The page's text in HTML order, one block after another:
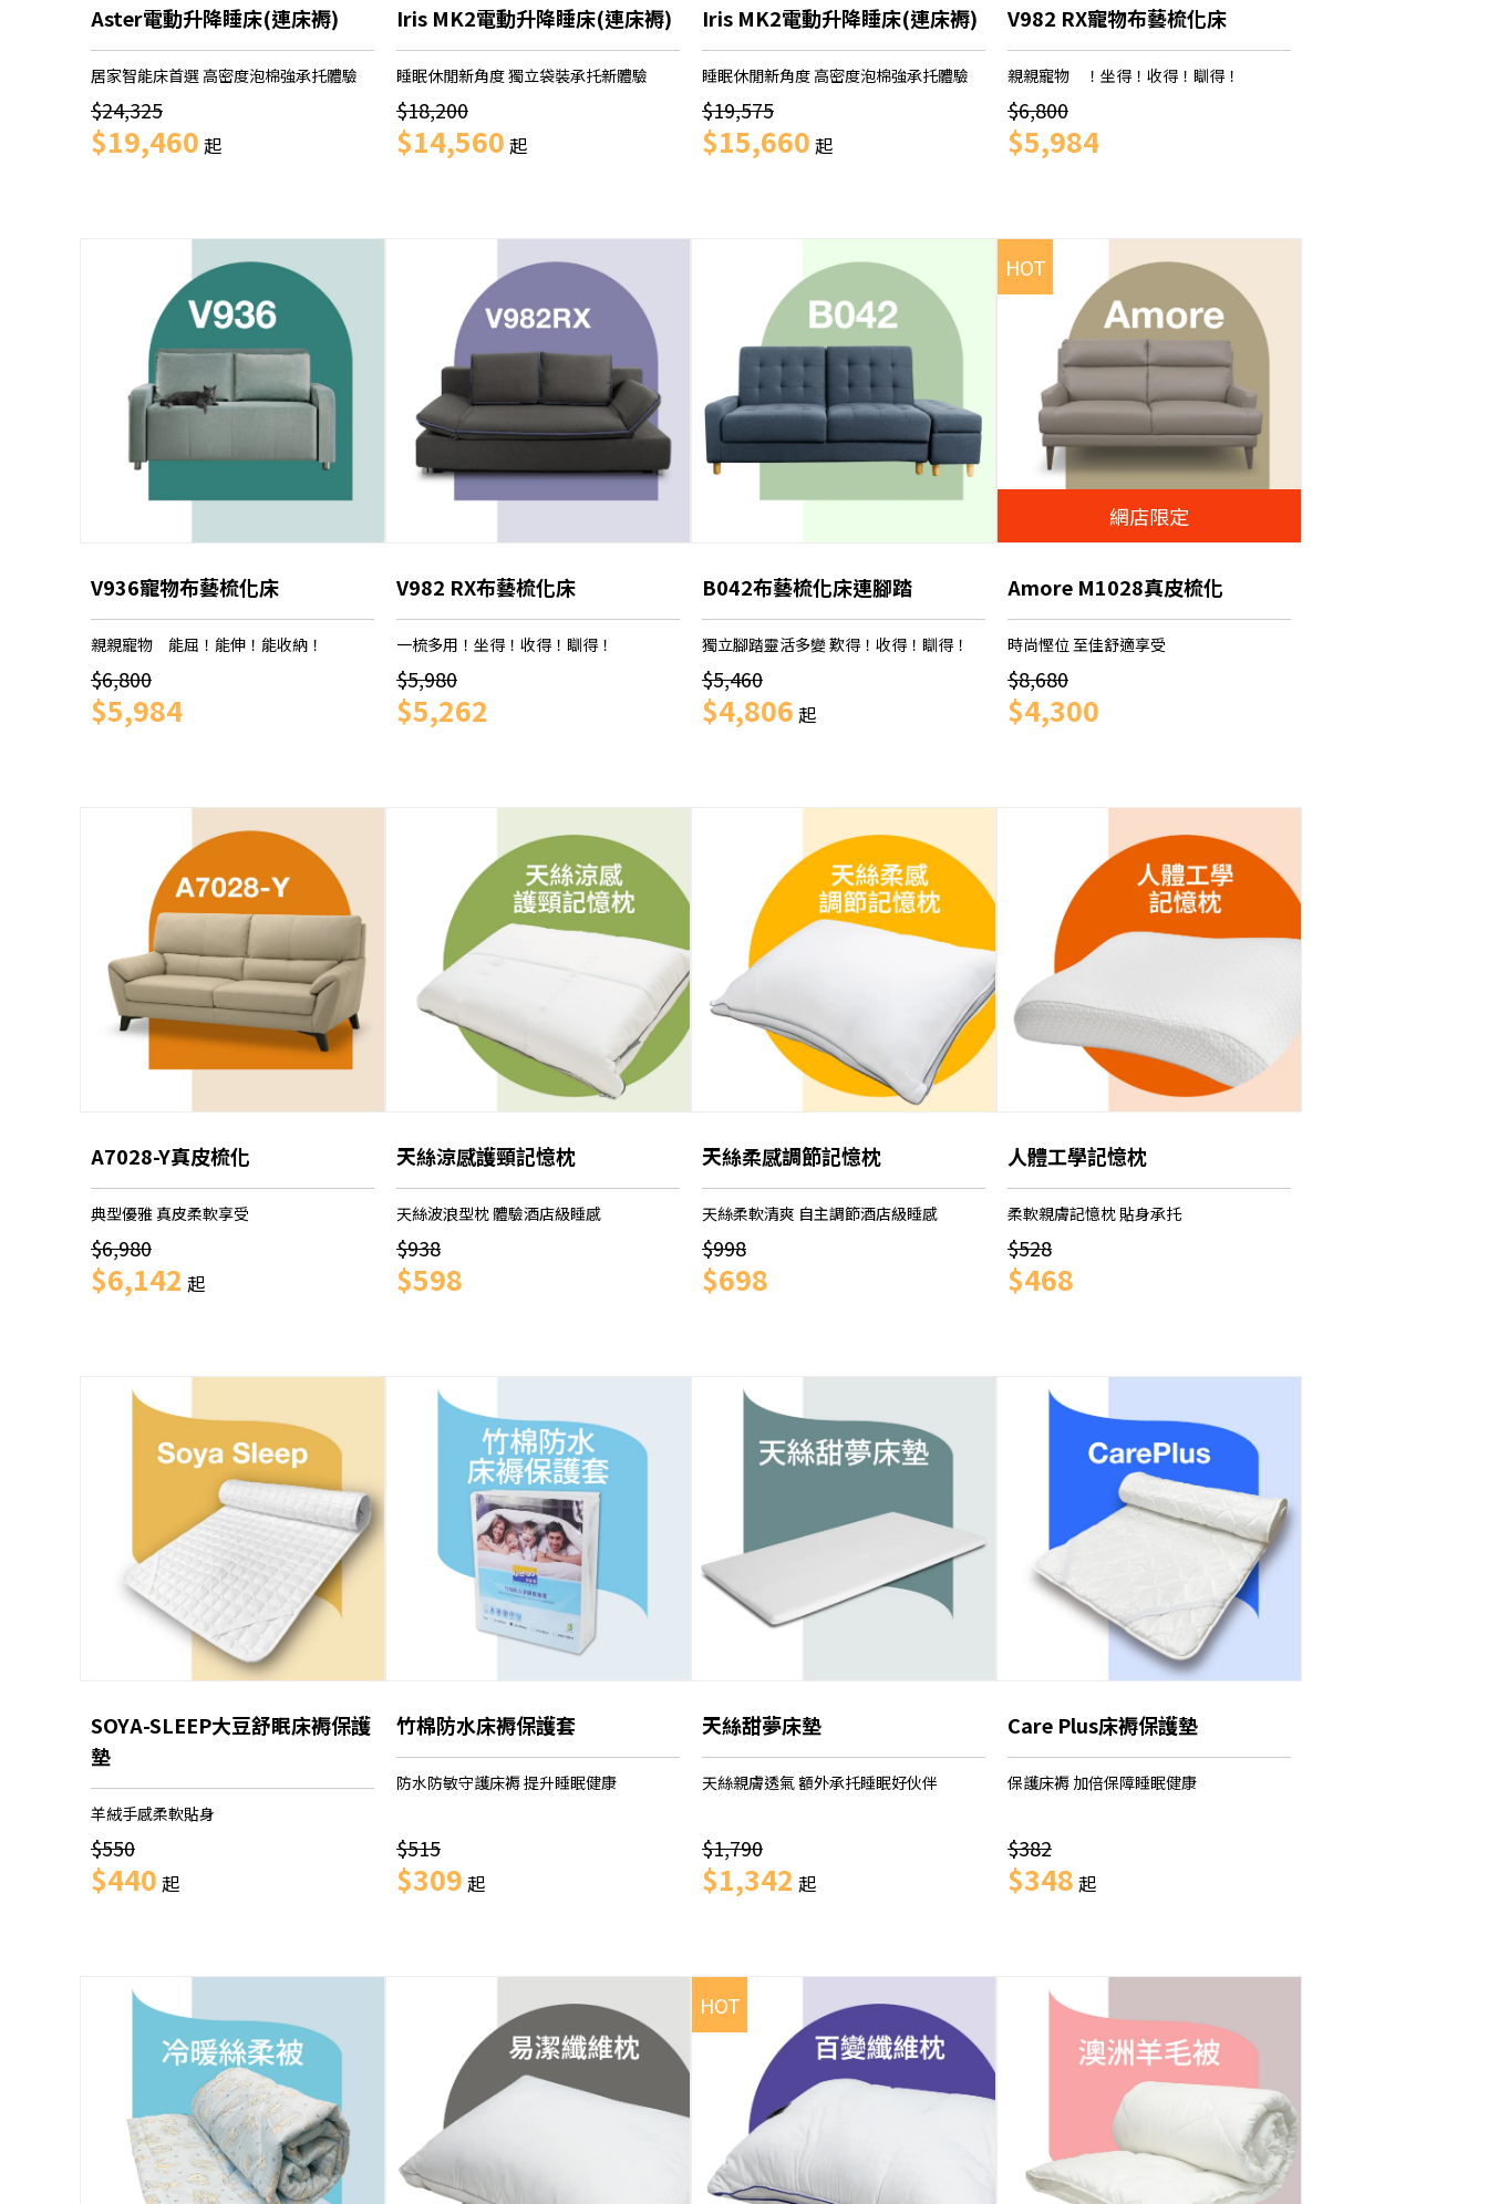
Aster電動升降睡床(連床褥)
居家智能床首選 高密度泡棉強承托體驗
$24,325
$19,460 起
Iris MK2電動升降睡床(連床褥)
睡眠休閒新角度 獨立袋裝承托新體驗
$18,200
$14,560 起
Iris MK2電動升降睡床(連床褥)
睡眠休閒新角度 高密度泡棉強承托體驗
$19,575
$15,660 起
V982 RX寵物布藝梳化床
親親寵物 ！坐得！收得！瞓得！
$6,800
$5,984
V936寵物布藝梳化床
親親寵物 能屈！能伸！能收納！
$6,800
$5,984
V982 RX布藝梳化床
一梳多用！坐得！收得！瞓得！
$5,980
$5,262
B042布藝梳化床連腳踏
獨立腳踏靈活多變 歎得！收得！瞓得！
$5,460
$4,806 起
HOT
網店限定
Amore M1028真皮梳化
時尚慳位 至佳舒適享受
$8,680
$4,300
A7028-Y真皮梳化
典型優雅 真皮柔軟享受
$6,980
$6,142 起
天絲涼感護頸記憶枕
天絲波浪型枕 體驗酒店級睡感
$938
$598
天絲柔感調節記憶枕
天絲柔軟清爽 自主調節酒店級睡感
$998
$698
人體工學記憶枕
柔軟親膚記憶枕 貼身承托
$528
$468
SOYA-SLEEP大豆舒眠床褥保護
墊
羊絨手感柔軟貼身
$550
$440 起
竹棉防水床褥保護套
防水防敏守護床褥 提升睡眠健康
$515
$309 起
天絲甜夢床墊
天絲親膚透氣 額外承托睡眠好伙伴
$1,790
$1,342 起
Care Plus床褥保護墊
保護床褥 加倍保障睡眠健康
$382
$348 起
HOT